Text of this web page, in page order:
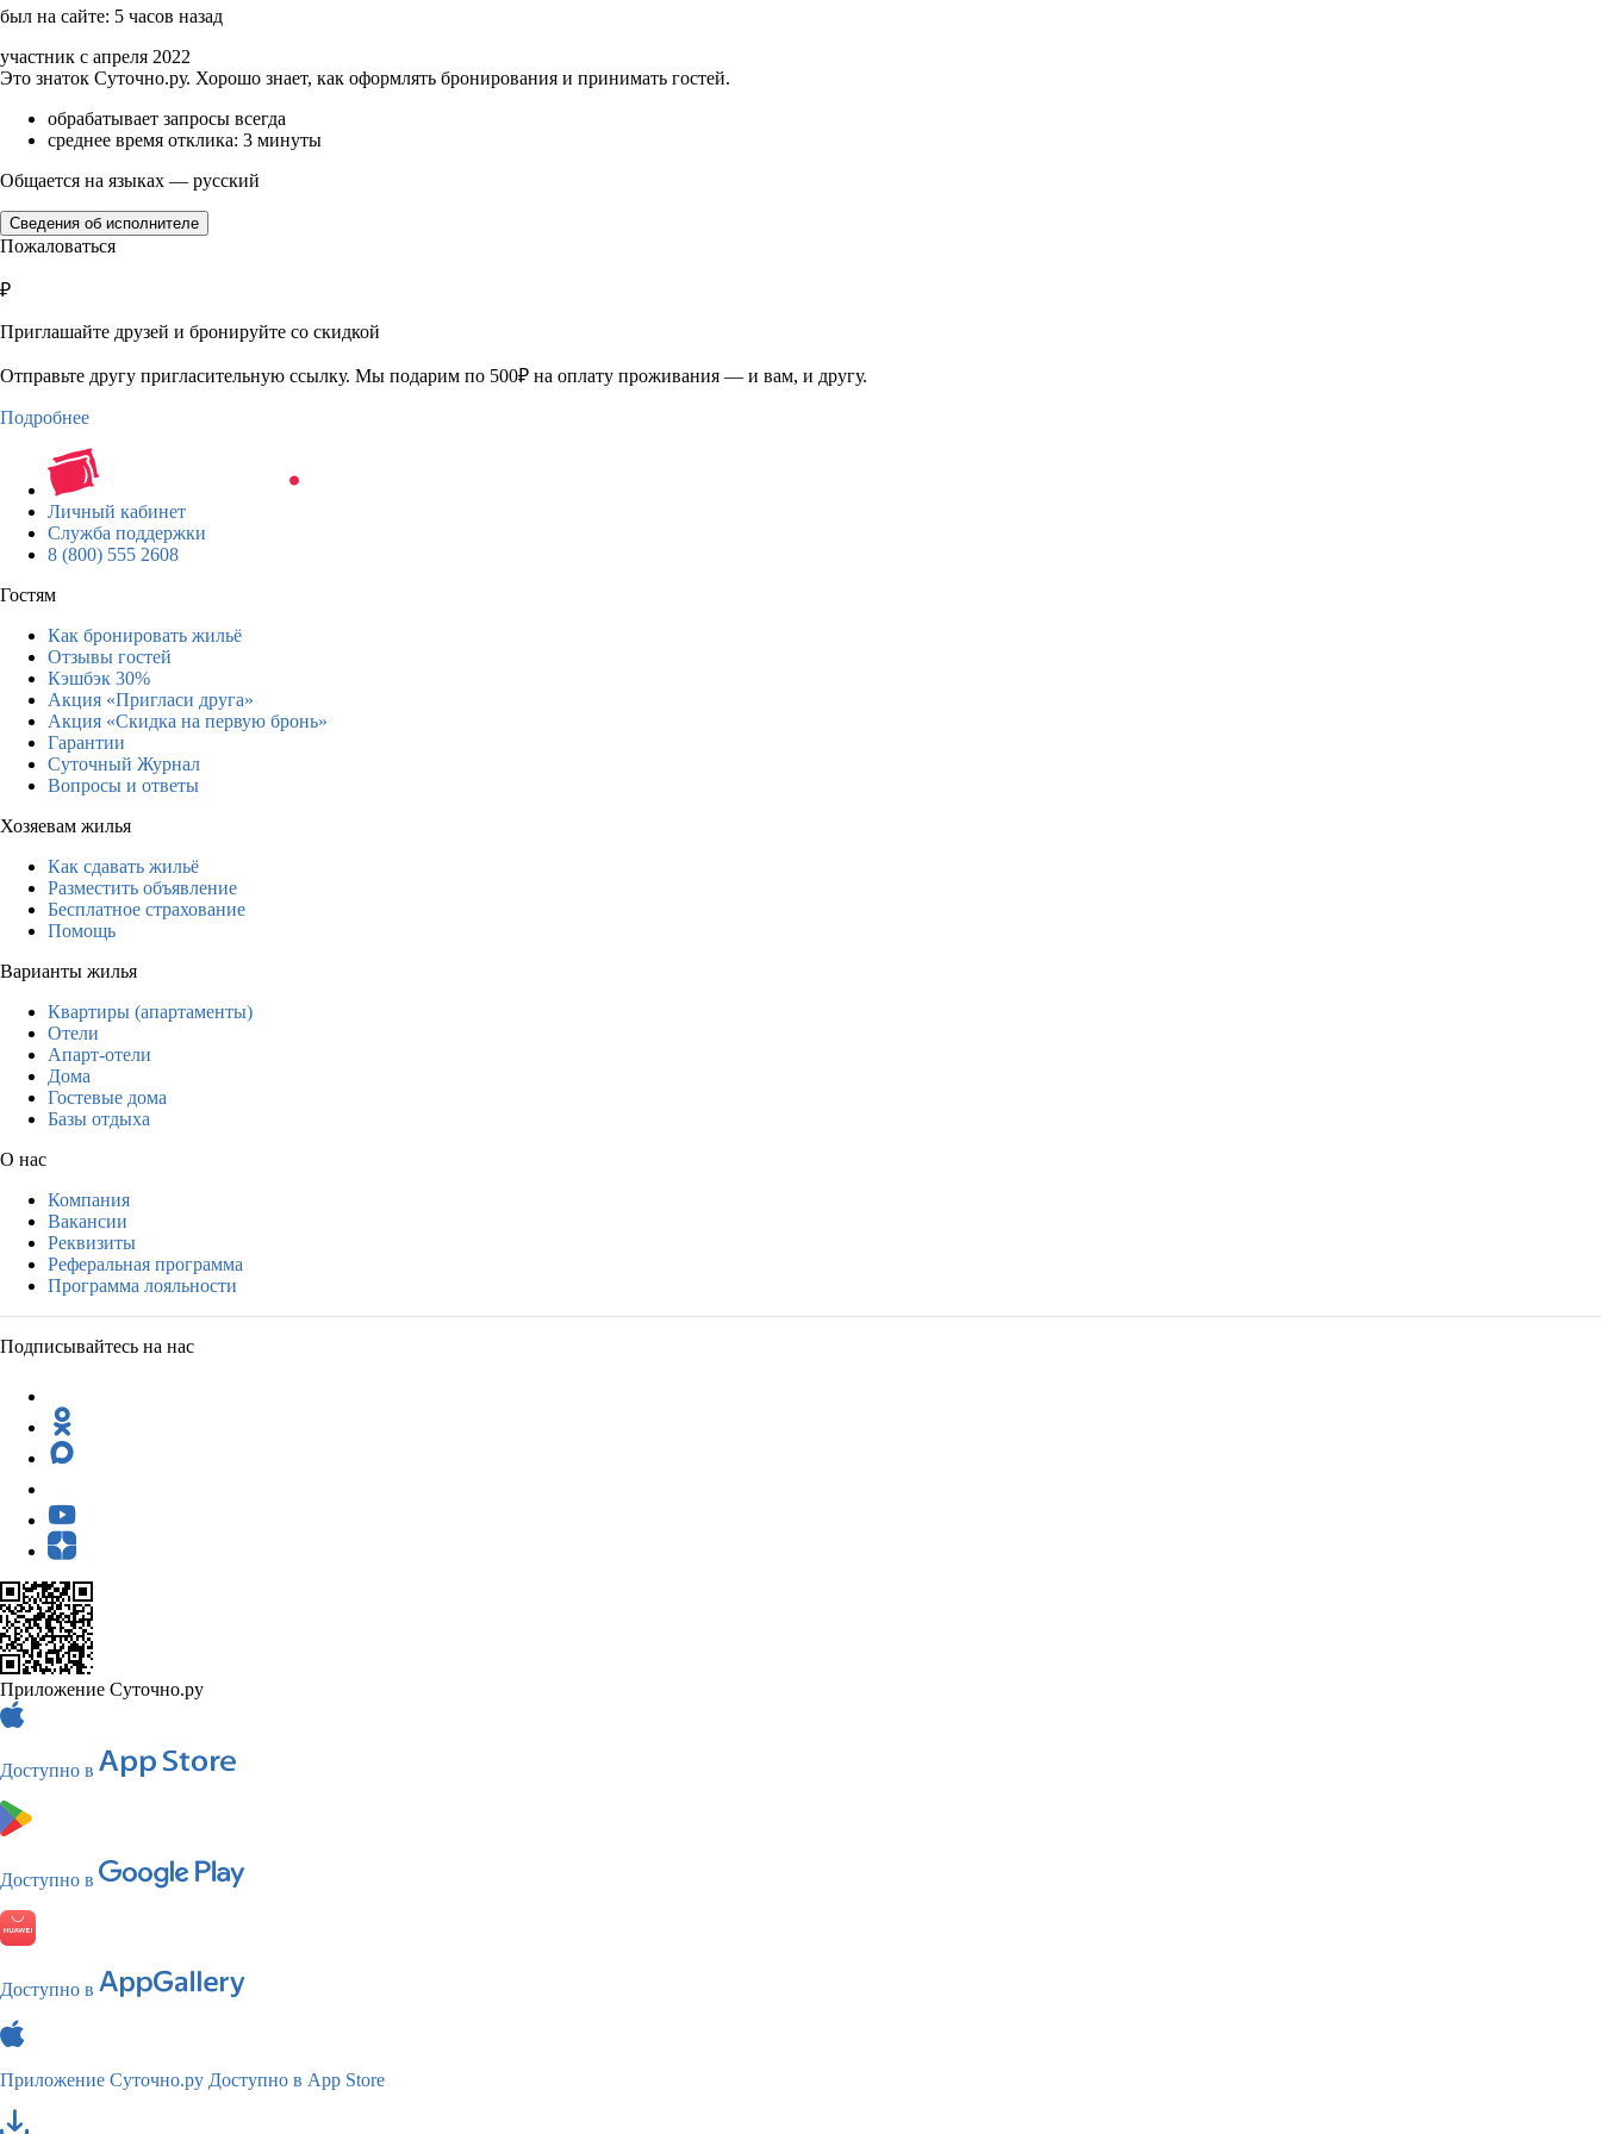
был на сайте: 5 часов назад
участник с апреля 2022
Это знаток Суточно.ру. Хорошо знает, как оформлять бронирования и принимать гостей.
обрабатывает запросы всегда
среднее время отклика: 3 минуты
Общается на языках — русский
Сведения об исполнителе
Пожаловаться
₽
Приглашайте друзей и бронируйте со скидкой
Отправьте другу пригласительную ссылку. Мы подарим по 500₽ на оплату проживания — и вам, и другу.
Подробнее
Личный кабинет
Служба поддержки
8 (800) 555 2608
Гостям
Как бронировать жильё
Отзывы гостей
Кэшбэк 30%
Акция «Пригласи друга»
Акция «Скидка на первую бронь»
Гарантии
Суточный Журнал
Вопросы и ответы
Хозяевам жилья
Как сдавать жильё
Разместить объявление
Бесплатное страхование
Помощь
Варианты жилья
Квартиры (апартаменты)
Отели
Апарт-отели
Дома
Гостевые дома
Базы отдыха
О нас
Компания
Вакансии
Реквизиты
Реферальная программа
Программа лояльности
Подписывайтесь на нас
Приложение Суточно.ру
Доступно в
Доступно в
Доступно в
Приложение Суточно.ру Доступно в App Store